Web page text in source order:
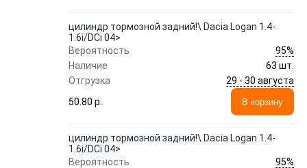
цилиндр тормозной задний!\ Dacia Logan 1.4-
1.6i/DCi 04>
Вероятность
95%
Наличие
63 шт.
Отгрузка
29 - 30 августа
50.80 p.
В корзину
цилиндр тормозной задний!\ Dacia Logan 1.4-
1.6i/DCi 04>
Вероятность
95%